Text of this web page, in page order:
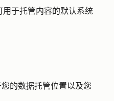
用于托管内容的默认系统
的数据托管位置以及您